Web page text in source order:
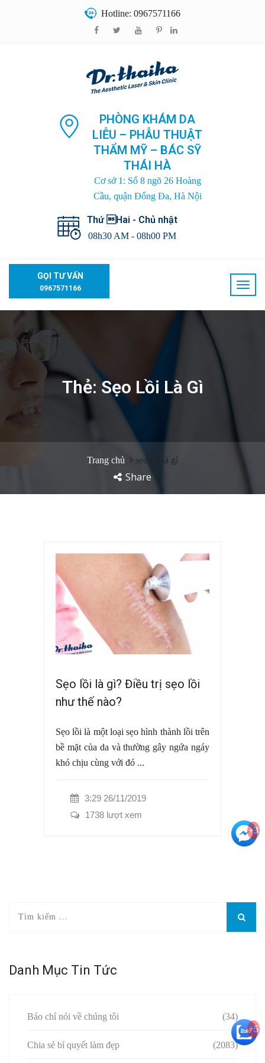
Hotline: 0967571166
PHÒNG KHÁM DA
LIỄU – PHẪU THUẬT
THẨM MỸ – BÁC SỸ
THÁI HÀ
Cơ sở 1: Số 8 ngõ 26 Hoàng
Cầu, quận Đống Đa, Hà Nội
Thứ Hai - Chủ nhật
08h30 AM - 08h00 PM
GỌI TƯ VẤN
0967571166
Thẻ: Sẹo Lồi Là Gì
Trang chủ sẹo lồi là gì
Share
Sẹo lồi là gì? Điều trị sẹo lồi
như thế nào?
Sẹo lồi là một loại sẹo hình thành lồi trên
bề mặt của da và thường gây ngứa ngáy
khó chịu cùng với đó ...
3:29 26/11/2019
1738 lượt xem
Danh Mục Tin Tức
Báo chí nói về chúng tôi (34)
Chia sẻ bí quyết làm đẹp (2083)
+3
+5